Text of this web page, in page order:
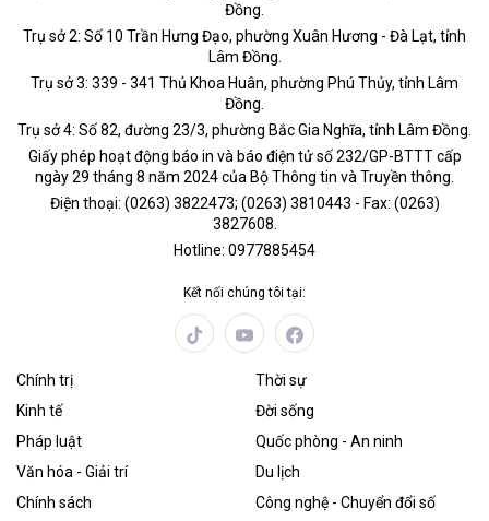
Đồng.
Trụ sở 2: Số 10 Trần Hưng Đạo, phường Xuân Hương - Đà Lạt, tỉnh
Lâm Đồng.
Trụ sở 3: 339 - 341 Thủ Khoa Huân, phường Phú Thủy, tỉnh Lâm
Đồng.
Trụ sở 4: Số 82, đường 23/3, phường Bắc Gia Nghĩa, tỉnh Lâm Đồng.
Giấy phép hoạt động báo in và báo điện tử số 232/GP-BTTT cấp
ngày 29 tháng 8 năm 2024 của Bộ Thông tin và Truyền thông.
Điện thoại: (0263) 3822473; (0263) 3810443 - Fax: (0263)
3827608.
Hotline: 0977885454
Kết nối chúng tôi tại:
Chính trị
Thời sự
Kinh tế
Đời sống
Pháp luật
Quốc phòng - An ninh
Văn hóa - Giải trí
Du lịch
Chính sách
Công nghệ - Chuyển đổi số